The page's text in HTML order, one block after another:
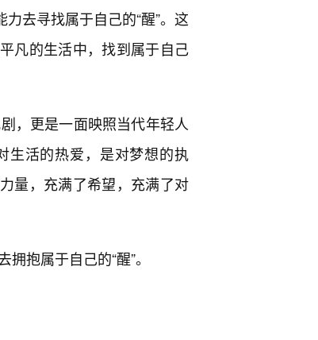
去寻找属于自己的“醒”。这
凡的生活中，找到属于自己
，更是一面映照当代年轻人
生活的热爱，是对梦想的执
量，充满了希望，充满了对
抱属于自己的“醒”。